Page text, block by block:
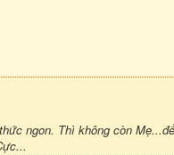
ngon. Thì không còn